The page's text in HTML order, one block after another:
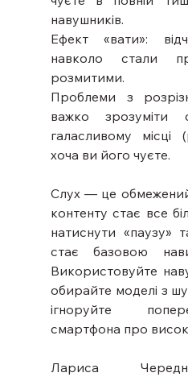
навушників.
Ефект «вати»:
навколо стали
розмитими.
Проблеми з
важко зрозуміти
галасливому місці
хоча ви його чуєте.
Слух — це обмежений
контенту стає все
натиснути «паузу»
стає базовою
Використовуйте
обирайте моделі з
ігноруйте
смартфона про
Лариса